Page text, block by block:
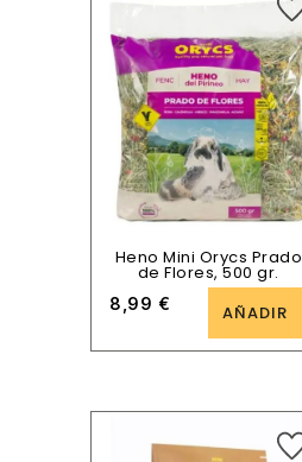
Heno Mini Orycs Prado
de Flores, 500 gr.
8,99 € AÑADIR